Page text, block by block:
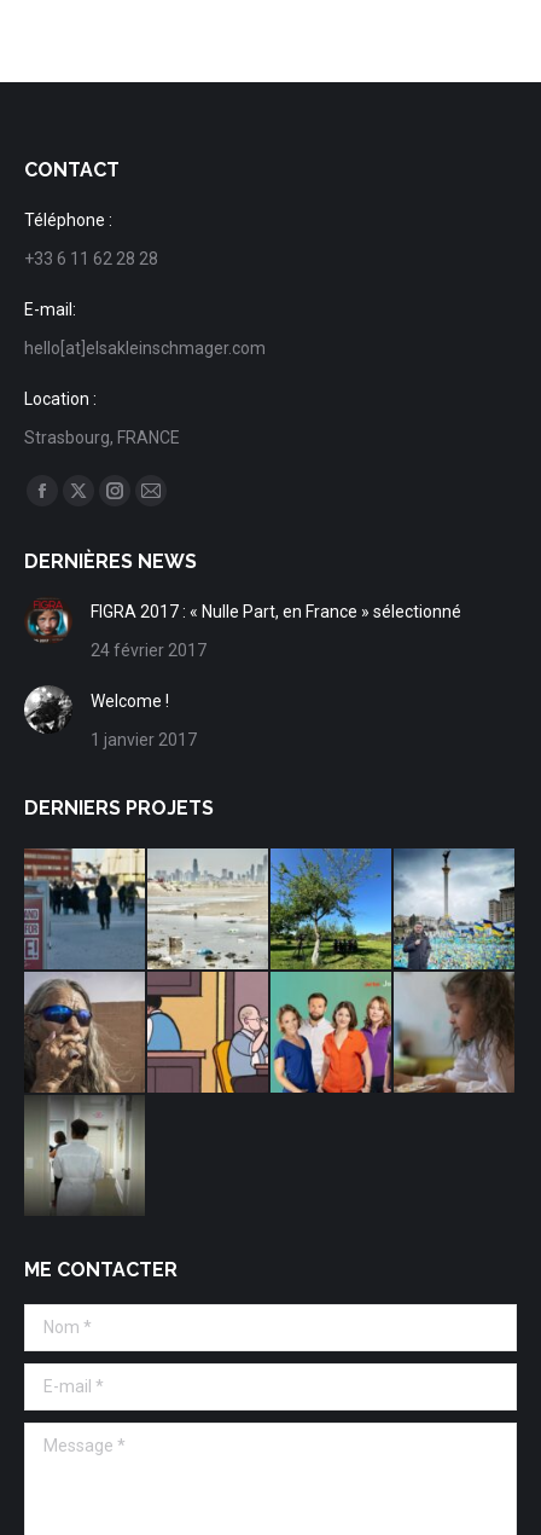
CONTACT
Téléphone :
+33 6 11 62 28 28
E-mail:
hello[at]elsakleinschmager.com
Location :
Strasbourg, FRANCE
Trouvez nous sur :
Facebook
opens
in
new
window
X
opens
window
Instagram
opens
window
Mail
opens
window
DERNIÈRES NEWS
FIGRA 2017 : « Nulle Part, en France » sélectionné
24 février 2017
Welcome !
1 janvier 2017
DERNIERS PROJETS
ME CONTACTER
Nom *
E-mail *
Message *